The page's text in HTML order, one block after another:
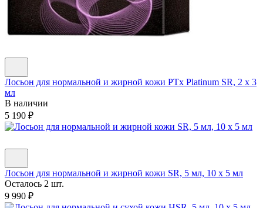
Лосьон для нормальной и жирной кожи PTx Platinum SR, 2 х 3
мл
В наличии
5 190 ₽
Лосьон для нормальной и жирной кожи SR, 5 мл, 10 х 5 мл
Осталось 2 шт.
9 990 ₽